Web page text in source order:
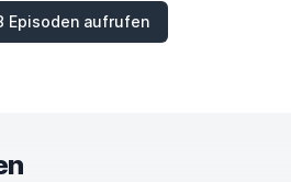
Episoden aufrufen